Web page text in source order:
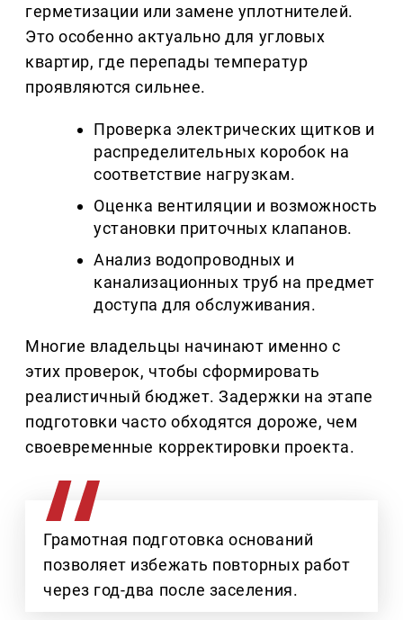
герметизации или замене уплотнителей.
Это особенно актуально для угловых
квартир, где перепады температур
проявляются сильнее.
Проверка электрических щитков и
распределительных коробок на
соответствие нагрузкам.
Оценка вентиляции и возможность
установки приточных клапанов.
Анализ водопроводных и
канализационных труб на предмет
доступа для обслуживания.
Многие владельцы начинают именно с
этих проверок, чтобы сформировать
реалистичный бюджет. Задержки на этапе
подготовки часто обходятся дороже, чем
своевременные корректировки проекта.
Грамотная подготовка оснований
позволяет избежать повторных работ
через год-два после заселения.